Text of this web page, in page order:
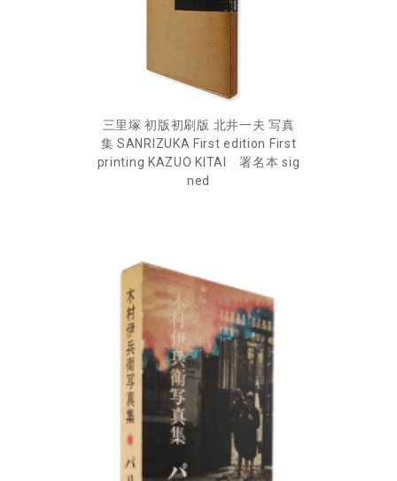
三里塚 初版初刷版 北井一夫 写真
集 SANRIZUKA First edition First
printing KAZUO KITAI 署名本 sig
ned